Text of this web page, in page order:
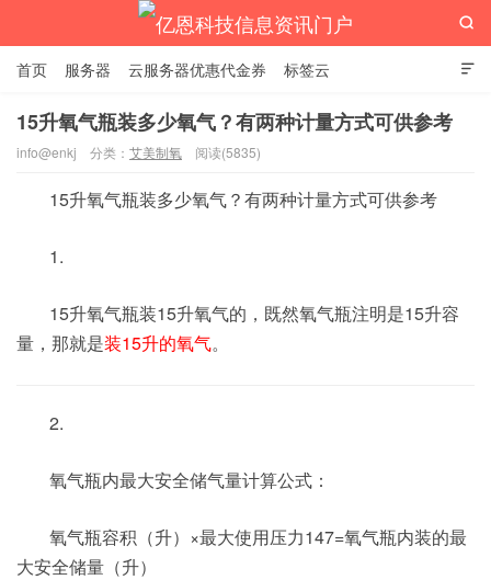

首页 服务器 云服务器优惠代金券 标签云

15升氧气瓶装多少氧气？有两种计量方式可供参考
info@enkj 分类： 艾美制氧 阅读(5835)
15升氧气瓶装多少氧气？有两种计量方式可供参考
1.
15升氧气瓶装15升氧气的，既然氧气瓶注明是15升容
量，那就是装15升的氧气。
2.
氧气瓶内最大安全储气量计算公式：
氧气瓶容积（升）×最大使用压力147=氧气瓶内装的最
大安全储量（升）